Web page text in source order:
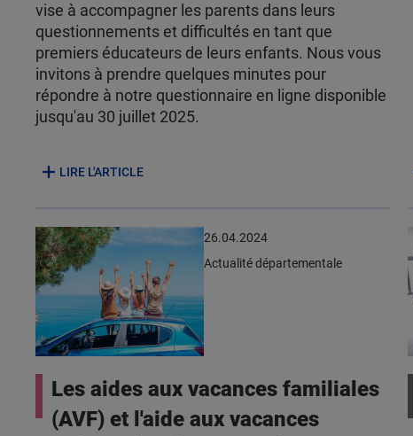
vise à accompagner les parents dans leurs
questionnements et difficultés en tant que
premiers éducateurs de leurs enfants. Nous vous
invitons à prendre quelques minutes pour
répondre à notre questionnaire en ligne disponible
jusqu'au 30 juillet 2025.
LIRE L'ARTICLE
26.04.2024
Actualité départementale
Les aides aux vacances familiales
(AVF) et l'aide aux vacances